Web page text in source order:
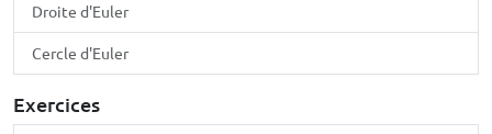
Droite d'Euler
Cercle d'Euler
Exercices